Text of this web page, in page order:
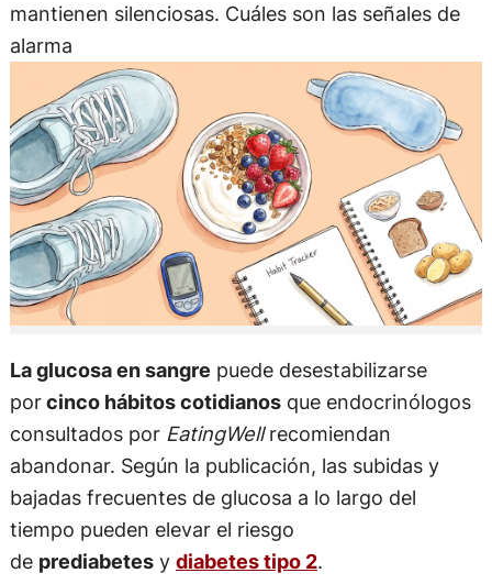
mantienen silenciosas. Cuáles son las señales de
alarma
La glucosa en sangre puede desestabilizarse
porcinco hábitos cotidianosque endocrinólogos
consultados por EatingWellrecomiendan
abandonar. Según la publicación, las subidas y
bajadas frecuentes de glucosa a lo largo del
tiempo pueden elevar el riesgo
de prediabetesy diabetes tipo 2.